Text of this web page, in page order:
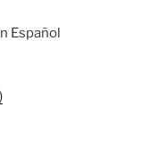
Español